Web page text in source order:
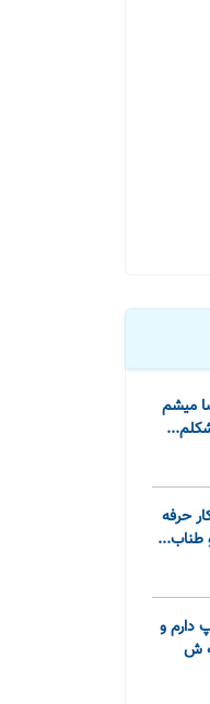
میشم
پسرم قدم 178 ورزشکار حرفه
و
ش